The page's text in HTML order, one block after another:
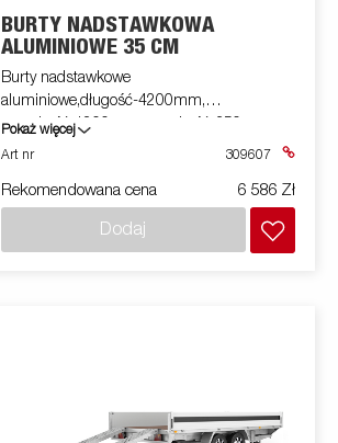
BURTY NADSTAWKOWA
ALUMINIOWE 35 CM
Burty nadstawkowe
aluminiowe,długość-4200mm,
szerokość-1800mm, wysokość-350mm ,
Seria 5000 (model 5420)
Pokaż więcej
Art nr
309607
Rekomendowana cena 6 586 Zł
Dodaj